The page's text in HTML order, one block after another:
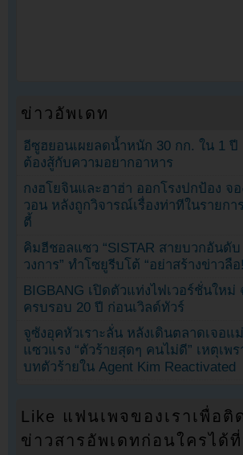
ข่าวอัพเดท
อีซูฮยอนเผยลดน้ำหนัก 30 กก. ใน 1 ปี
ต้องสู้กับความอยากอาหาร
กงฮโยจินและฮาฮ่า ออกโรงปกป้อง จ
วอน หลังถูกวิจารณ์เรื่องท่าทีในรายกา
ตี้
คิมฮีชอลแซว “SISTAR สายบวกอันดับ
วงการ” ทำโซยูรีบโต้ “อย่าสร้างข่าวลือ
BIGBANG เปิดตัวแท่งไฟเวอร์ชั่นใหม่
ครบรอบ 20 ปี ก่อนเวิลด์ทัวร์
จูซังอุคหัวเราะลั่น หลังเดินตลาดเจอแ
แซวแรง “ตัวร้ายสุดๆ คนไม่ดี” เหตุเพ
บทตัวร้ายใน Agent Kim Reactivated
Like แฟนเพจของเราเพื่อติ
ข่าวสารอัพเดทก่อนใครได้